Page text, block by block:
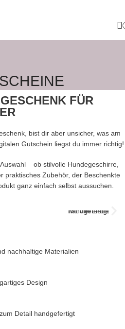
FÜR
bist dir aber unsicher, was am
Gutschein liegst du immer richtig!
– ob stilvolle Hundegeschirre,
praktisches Zubehör, der Beschenkte
ganz einfach selbst aussuchen.
Mit viel Liebe handgefertigt
nachhaltige Materialien
Design
Detail handgefertigt